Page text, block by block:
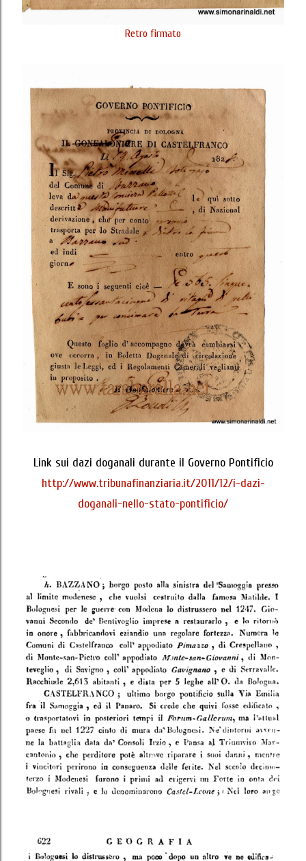
Retro firmato
Link sui dazi doganali durante il Governo Pontificio
http://www.tribunafinanziaria.it/2011/12/i-dazi-
doganali-nello-stato-pontificio/